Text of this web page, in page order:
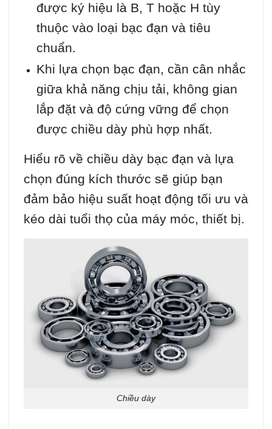
được ký hiệu là B, T hoặc H tùy
thuộc vào loại bạc đạn và tiêu
chuẩn.
Khi lựa chọn bạc đạn, cần cân nhắc
giữa khả năng chịu tải, không gian
lắp đặt và độ cứng vững để chọn
được chiều dày phù hợp nhất.
Hiểu rõ về chiều dày bạc đạn và lựa
chọn đúng kích thước sẽ giúp bạn
đảm bảo hiệu suất hoạt động tối ưu và
kéo dài tuổi thọ của máy móc, thiết bị.
Chiều dày